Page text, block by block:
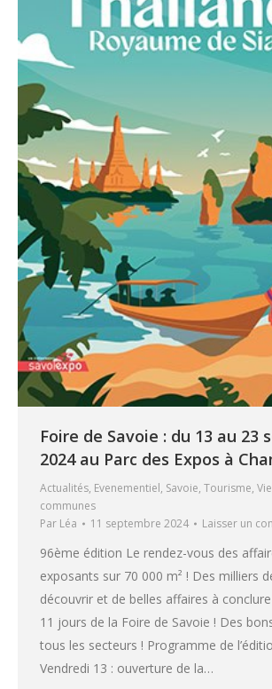
Foire de Savoie : du 13 au 23
2024 au Parc des Expos à
Actualités, Evenementiel, Savoie, Tourisme,
communes
Par Léa 11 septembre 2024 Laisser un
96ème édition Le rendez-vous des
exposants sur 70 000 m² ! Des milliers
découvrir et de belles affaires à
11 jours de la Foire de Savoie ! Des
tous les secteurs ! Programme de
Vendredi 13 : ouverture de la…